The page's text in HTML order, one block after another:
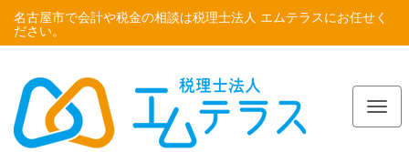
名古屋市で会計や税金の相談は税理士法人 エムテラスにお任せく
ださい。